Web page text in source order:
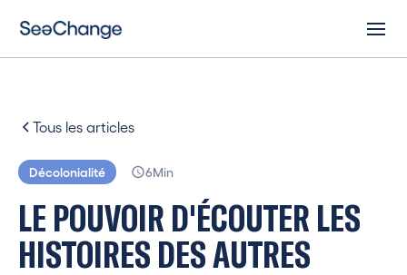
Tous les articles
Décolonialité 6Min
LE POUVOIR D'ÉCOUTER LES
HISTOIRES DESAUTRES